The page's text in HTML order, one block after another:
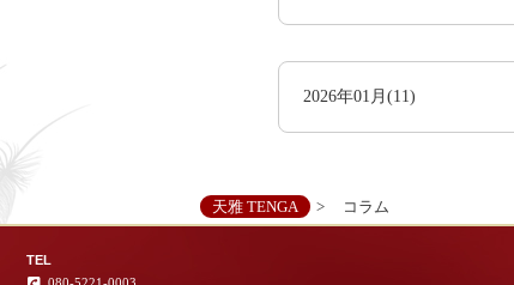
2026年01月(11)
天雅 TENGA コラム
TEL